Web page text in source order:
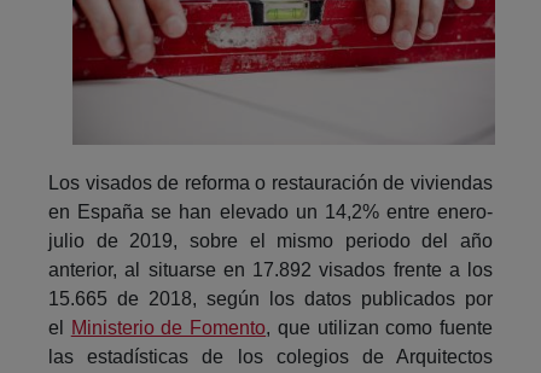
Los visados de reforma o restauración de viviendas
en España se han elevado un 14,2% entre enero-
julio de 2019, sobre el mismo periodo del año
anterior, al situarse en 17.892 visados frente a los
15.665 de 2018, según los datos publicados por
el
Ministerio de Fomento, que utilizan como fuente
las estadísticas de los colegios de Arquitectos